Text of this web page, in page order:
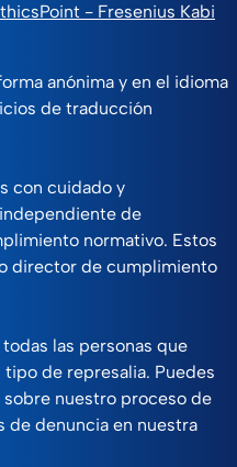
- Fresenius Kabi
anónima y en el idioma
de traducción
con cuidado y
de
normativo. Estos
director de cumplimiento
las personas que
de represalia. Puedes
nuestro proceso de
de denuncia en nuestra